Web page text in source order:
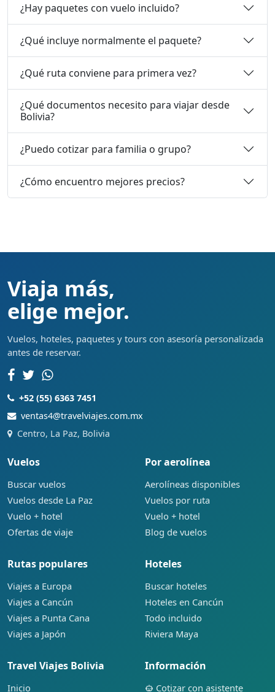
¿Hay paquetes con vuelo incluido?
¿Qué incluye normalmente el paquete?
¿Qué ruta conviene para primera vez?
¿Qué documentos necesito para viajar desde
Bolivia?
¿Puedo cotizar para familia o grupo?
¿Cómo encuentro mejores precios?
Viaja más,
elige mejor.
Vuelos, hoteles, paquetes y tours con asesoría personalizada
antes de reservar.
+52 (55) 6363 7451
ventas4@travelviajes.com.mx
Centro, La Paz, Bolivia
Vuelos
Buscar vuelos
Vuelos desde La Paz
Vuelo + hotel
Ofertas de viaje
Por aerolínea
Aerolíneas disponibles
Vuelos por ruta
Vuelo + hotel
Blog de vuelos
Rutas populares
Viajes a Europa
Viajes a Cancún
Viajes a Punta Cana
Viajes a Japón
Hoteles
Buscar hoteles
Hoteles en Cancún
Todo incluido
Riviera Maya
Travel Viajes Bolivia
Inicio
Información
Cotizar con asistente